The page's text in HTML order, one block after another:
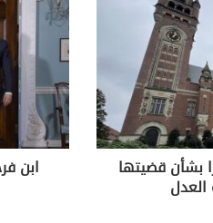
بشأن قضيتها ابن